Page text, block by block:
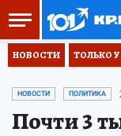
НОВОСТИ ТОЛЬКО
НОВОСТИ ПОЛИТИКА
Почти 3